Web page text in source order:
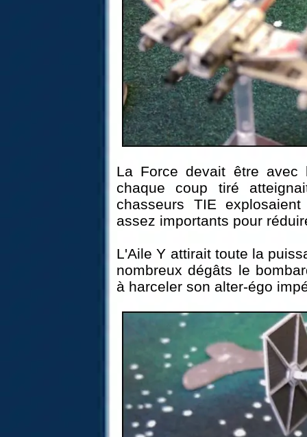
La Force devait être avec
chaque coup tiré
chasseurs TIE
assez importants pour
L'Aile Y attirait toute la
nombreux dégâts le
à harceler son alter-égo